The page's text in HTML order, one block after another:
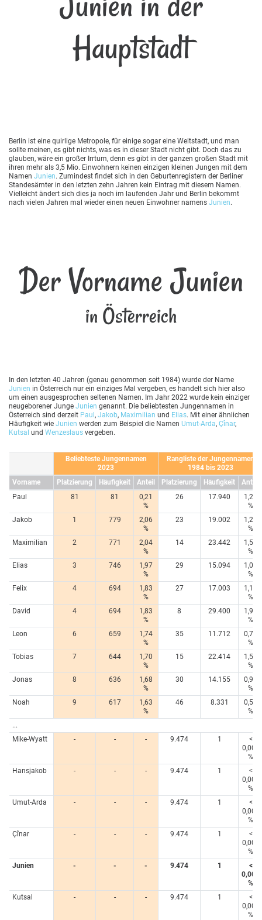
Hauptstadt
Berlin ist eine quirlige Metropole, für einige sogar eine Weltstadt, und man
sollte meinen, es gibt nichts, was es in dieser Stadt nicht gibt. Doch das zu
glauben, wäre ein großer Irrtum, denn es gibt in der ganzen großen Stadt mit
ihren mehr als 3,5 Mio. Einwohnern keinen einzigen kleinen Jungen mit dem
Namen Junien. Zumindest findet sich in den Geburtenregistern der Berliner
Standesämter in den letzten zehn Jahren kein Eintrag mit diesem Namen.
Vielleicht ändert sich dies ja noch im laufenden Jahr und Berlin bekommt
nach vielen Jahren mal wieder einen neuen Einwohner namens Junien.
Der Vorname Junien
in Österreich
In den letzten 40 Jahren (genau genommen seit 1984) wurde der Name
Junien in Österreich nur ein einziges Mal vergeben, es handelt sich hier also
um einen ausgesprochen seltenen Namen. Im Jahr 2022 wurde kein einziger
neugeborener Junge Junien genannt. Die beliebtesten Jungennamen in
Österreich sind derzeit Paul , Jakob, Maximilian und Elias. Mit einer ähnlichen
Häufigkeit wie Junien werden zum Beispiel die Namen Umut-Arda, Çînar,
Kutsal und Wenzeslaus vergeben.
Beliebteste Jungennamen
2023
Rangliste der Jungennamen
1984 bis 2023
Vorname
Platzierung Häufigkeit Anteil Platzierung Häufigkeit
Anteil
Paul
81 81
0,21
%
26 17.940
1,20
%
Jakob
1 779
2,06
%
23 19.002
1,27
%
Maximilian
2 771
2,04
%
14 23.442
1,57
%
Elias
3 746
1,97
%
29 15.094
1,01
%
Felix
4 694
1,83
%
27 17.003
1,14
%
David
4 694
1,83
%
8 29.400
1,96
%
Leon
6 659
1,74
%
35 11.712
0,78
%
Tobias
7 644
1,70
%
15 22.414
1,50
%
Jonas
8 636
1,68
%
30 14.155
0,95
%
Noah
9 617
1,63
%
46 8.331
0,56
%
...
Mike-Wyatt
- - - 9.474 1
<
0,005
%
Hansjakob
- - - 9.474 1
<
0,005
%
Umut-Arda
- - - 9.474 1
<
0,005
%
Çînar
- - - 9.474 1
<
0,005
%
Junien
- - - 9.474 1
<
0,005
%
Kutsal
- - - 9.474 1
<
0,005
%